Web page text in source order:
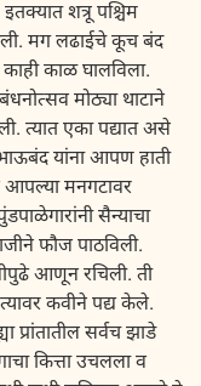
शत्रू पश्चिम
मग लढाईचे कूच बंद
काळ घालविला.
मोठ्या थाटाने
त्यात एका पद्यात असे
यांना आपण हाती
आपल्या मनगटावर
सैन्याचा
फौज पाठविली.
आणून रचिली. ती
कवीने पद्य केले.
प्रांतातील सर्वच झाडे
कित्ता उचलला व